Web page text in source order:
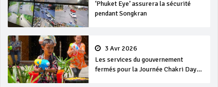
‘Phuket Eye’ assurera la sécurité
pendant Songkran
3 Avr 2026
Les services du gouvernement
fermés pour la Journée Chakri Day